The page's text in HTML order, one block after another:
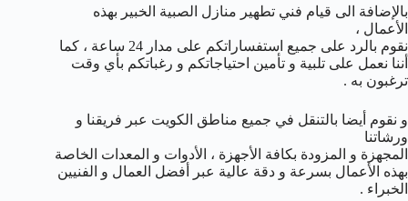
بالإضافة الى قيام فني تطهير منازل الصبية الخبير بهذه
الأعمال ،
نقوم بالرد على جميع استفساراتكم على مدار 24 ساعة ، كما
أننا نعمل على تلبية و تأمين احتياجاتكم و رغباتكم بأي وقت
ترغبون به .
و نقوم أيضا بالتنقل في جميع مناطق الكويت عبر فريقنا و
ورشاتنا
المجهزة و المزودة بكافة الأجهزة ، الأدوات و المعدات الخاصة
بهذه الأعمال بسرعة و دقة عالية عبر أفضل العمال و الفنيين
الخبراء .